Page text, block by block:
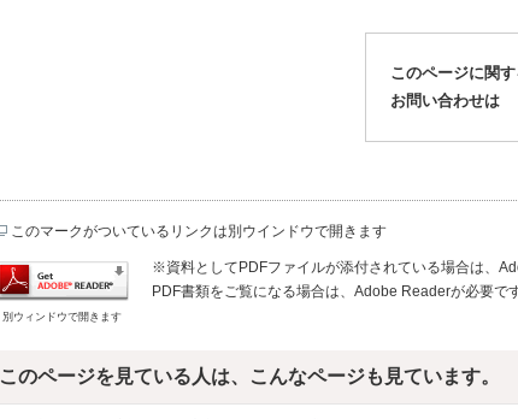
このページに関す
お問い合わせは
このマークがついているリンクは別ウインドウで開きます
別ウィンドウで開きます
※資料としてPDFファイルが添付されている場合は、
PDF書類をご覧になる場合は、Adobe Readerが必要で
このページを見ている人は、こんなページも見ています。